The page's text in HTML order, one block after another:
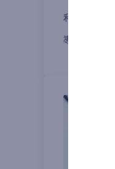
利用国
導入目的